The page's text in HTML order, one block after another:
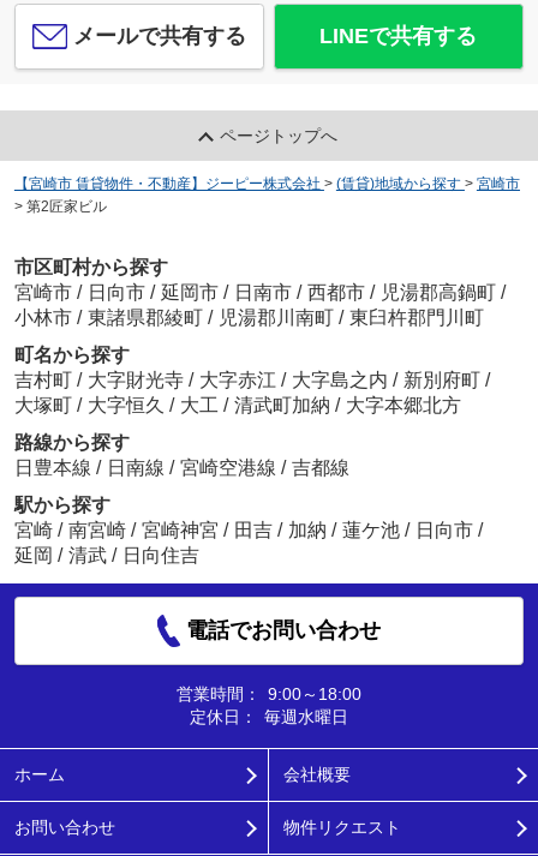
メールで共有する LINEで共有する
ページトップへ
【宮崎市 賃貸物件・不動産】ジーピー株式会社 > (賃貸)地域から探す > 宮崎市
> 第2匠家ビル
市区町村から探す
宮崎市 / 日向市 / 延岡市 / 日南市 / 西都市 / 児湯郡高鍋町 /
小林市 / 東諸県郡綾町 / 児湯郡川南町 / 東臼杵郡門川町
町名から探す
吉村町 / 大字財光寺 / 大字赤江 / 大字島之内 / 新別府町 /
大塚町 / 大字恒久 / 大工 / 清武町加納 / 大字本郷北方
路線から探す
日豊本線 / 日南線 / 宮崎空港線 / 吉都線
駅から探す
宮崎 / 南宮崎 / 宮崎神宮 / 田吉 / 加納 / 蓮ケ池 / 日向市 /
延岡 / 清武 / 日向住吉
電話でお問い合わせ
営業時間：
9:00～18:00
定休日：
毎週水曜日
ホーム 会社概要
お問い合わせ 物件リクエスト